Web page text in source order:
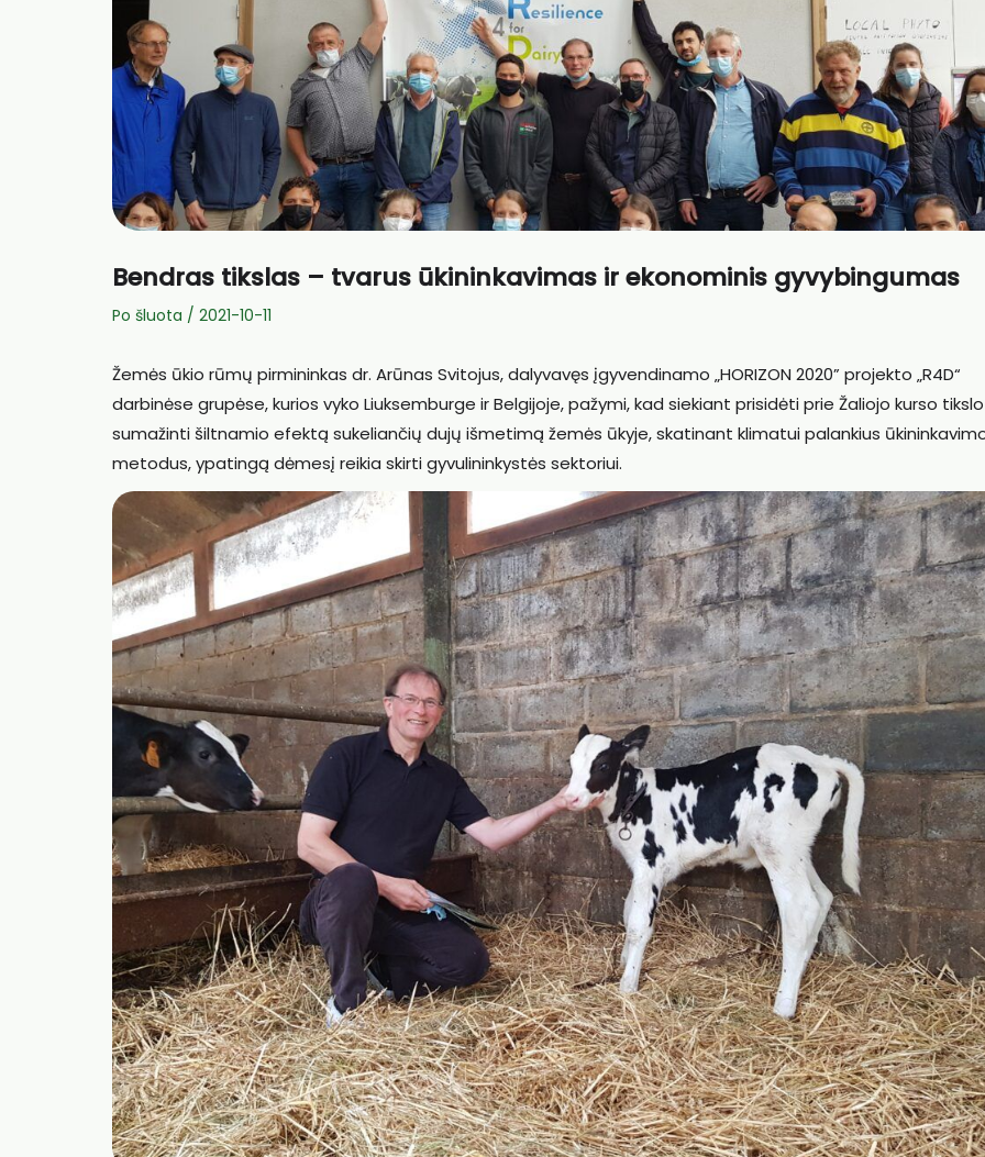
Bendras tikslas – tvarus ūkininkavimas ir ekonominis gyvybingumas
Po šluota / 2021-10-11
Žemės ūkio rūmų pirmininkas dr. Arūnas Svitojus, dalyvavęs įgyvendinamo „HORIZON 2020” projekto „R4D“
darbinėse grupėse, kurios vyko Liuksemburge ir Belgijoje, pažymi, kad siekiant prisidėti prie Žaliojo kurso tikslo
sumažinti šiltnamio efektą sukeliančių dujų išmetimą žemės ūkyje, skatinant klimatui palankius
metodus, ypatingą dėmesį reikia skirti gyvulininkystės sektoriui.